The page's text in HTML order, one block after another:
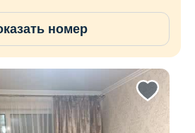
номер